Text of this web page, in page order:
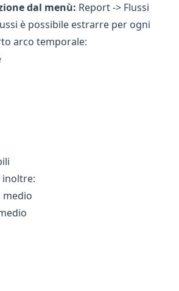
dal menù: Report -> Flussi
è possibile estrarre per ogni
arco temporale:
inoltre:
medio